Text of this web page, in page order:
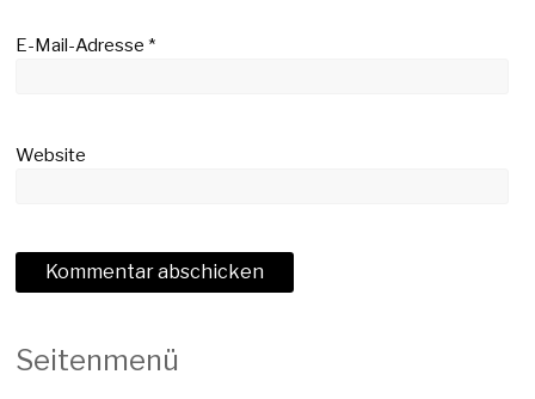
E-Mail-Adresse*
Website
Seitenmenü